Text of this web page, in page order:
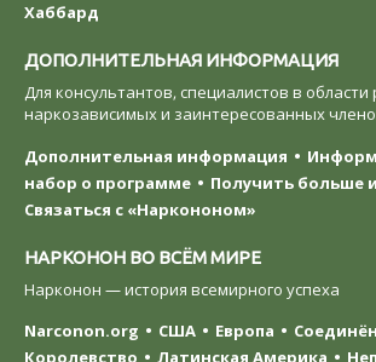
Хаббард
ДОПОЛНИТЕЛЬНАЯ ИНФОРМАЦИЯ
Для консультантов, специалистов в
наркозависимых и заинтересованных
Дополнительная информация
набор о программе
Получить больше
Связаться с «Наркононом»
НАРКОНОН ВО ВСЁМ МИРЕ
Нарконон — история всемирного успеха
Narconon.org
США Европа
Королевство
Латинская Америка